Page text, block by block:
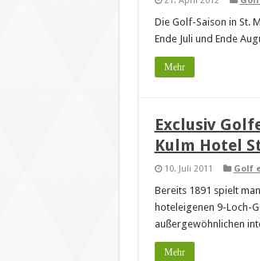
Die Golf-Saison in St.
Ende Juli und Ende
Mehr
Exclusiv
Kulm Hotel
10. Juli 2011 Golf
Bereits 1891 spielt
hoteleigenen 9-Loch-
außergewöhnlichen
Mehr